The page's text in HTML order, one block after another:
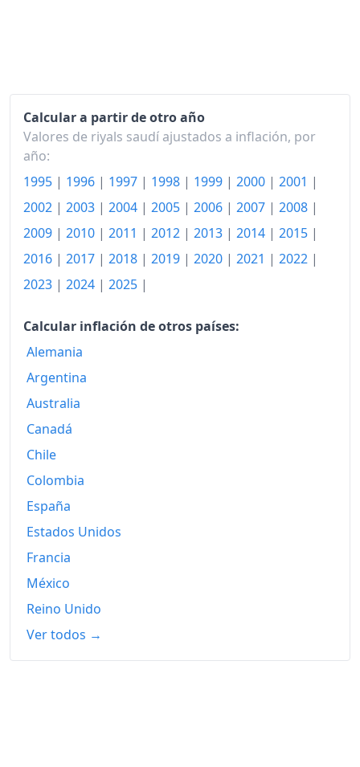
2021
159.69
2022
2023
167.80
170.32
2025
173.79
2026-05
Hoy
177.25
Calcular a partir de otro año
Valores de riyals saudí ajustados a inflación, por
año:
1995 | 1996 | 1997 | 1998 | 1999 | 2000 | 2001 |
2002 | 2003 | 2004 | 2005 | 2006 | 2007 | 2008 |
2009 | 2010 | 2011 | 2012 | 2013 | 2014 | 2015 |
2016 | 2017 | 2018 | 2019 | 2020 | 2021 | 2022 |
2023 | 2024 | 2025 |
Calcular inflación de otros países:
Alemania
Argentina
Australia
Canadá
Chile
Colombia
España
Estados Unidos
Francia
México
Reino Unido
Ver todos →